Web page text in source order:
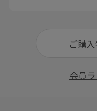
ご購
会員